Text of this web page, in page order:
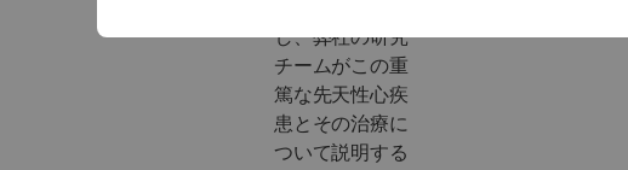
し、弊社の研究
チームがこの重
篤な先天性心疾
患とその治療に
ついて説明する